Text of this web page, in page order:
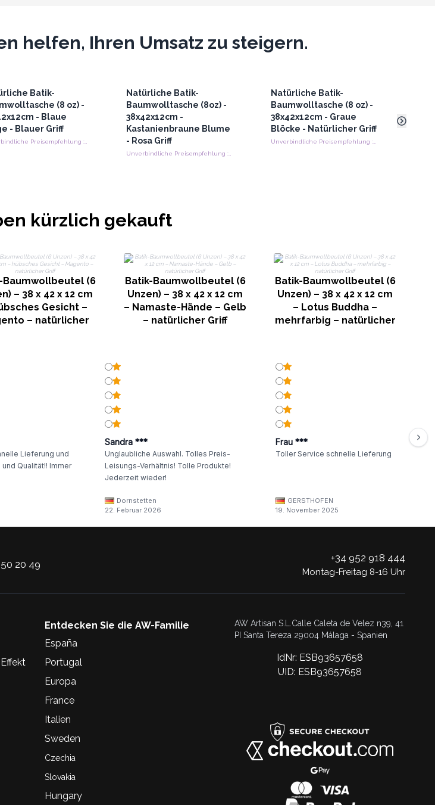
helfen, Ihren Umsatz zu steigern.
Batik-
(8 oz) -
- Blaue
- Blauer Griff
Unverbindliche Preisempfehlung : €10.50/Stuck
Natürliche Batik-
Baumwolltasche (8oz) -
38x42x12cm -
Kastanienbraune Blume
- Rosa Griff
Natürliche Batik-
Baumwolltasche (8 oz) -
38x42x12cm - Graue
Blöcke - Natürlicher Griff
Unverbindliche Preisempfehlung : €10.50/Stuck
kürzlich gekauft
Baumwollbeutel (6
– 38 x 42 x 12 cm
Gesicht –
– natürlicher
Batik-Baumwollbeutel (6
Unzen) – 38 x 42 x 12 cm
– Namaste-Hände – Gelb
– natürlicher Griff
Batik-Baumwollbeutel (6
Unzen) – 38 x 42 x 12 cm
– Lotus Buddha –
mehrfarbig – natürlicher
Lieferung und
Qualität!! Immer
Sandra ***
Unglaubliche Auswahl. Tolles Preis-
Leisungs-Verhältnis! Tolle Produkte!
Jederzeit wieder!
Dornstetten
22. Februar 2026
Frau ***
Toller Service schnelle Lieferung
GERSTHOFEN
19. November 2025
20 49
+34 952 918 444
Montag-Freitag 8-16 Uhr
Entdecken Sie die AW-Familie
España
Portugal
Europa
France
Italien
Sweden
Czechia
Slovakia
Hungary
AW Artisan S.L.Calle Caleta de Velez n39, 41
PI Santa Tereza 29004 Málaga - Spanien
IdNr: ESB93657658
UID: ESB93657658